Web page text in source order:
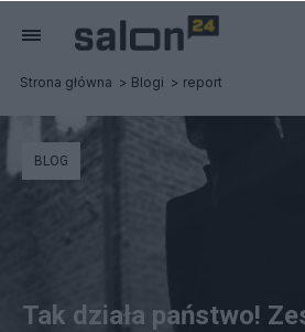
Strona główna Blogi report
BLOG
Tak działa państwo!